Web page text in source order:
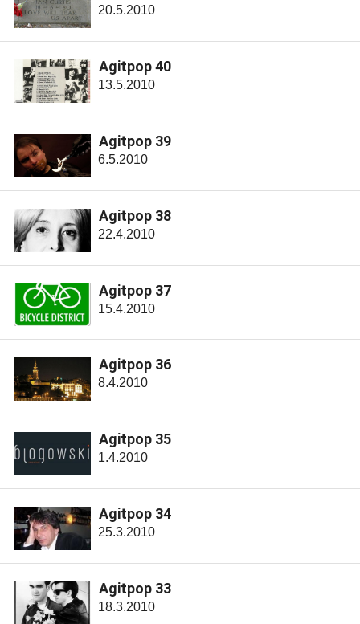
20.5.2010
Agitpop 40
13.5.2010
Agitpop 39
6.5.2010
Agitpop 38
22.4.2010
Agitpop 37
15.4.2010
Agitpop 36
8.4.2010
Agitpop 35
1.4.2010
Agitpop 34
25.3.2010
Agitpop 33
18.3.2010